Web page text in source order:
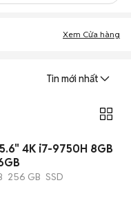
Xem Cửa hàng
Tin mới nhất
4K i7-9750H 8GB
256 GB SSD